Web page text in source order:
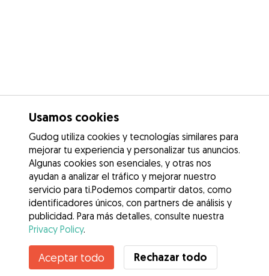
Usamos cookies
Gudog utiliza cookies y tecnologías similares para
mejorar tu experiencia y personalizar tus anuncios.
Algunas cookies son esenciales, y otras nos
ayudan a analizar el tráfico y mejorar nuestro
servicio para ti.Podemos compartir datos, como
identificadores únicos, con partners de análisis y
publicidad. Para más detalles, consulte nuestra
Privacy Policy.
Aceptar todo Rechazar todo